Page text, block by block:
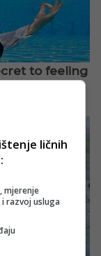
ličnih
mjerenje
razvoj usluga